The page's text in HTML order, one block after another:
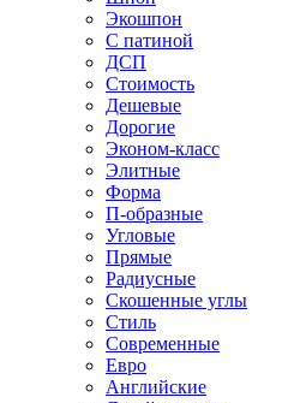
Экошпон
С патиной
ДСП
Стоимость
Дешевые
Дорогие
Эконом-класс
Элитные
Форма
П-образные
Угловые
Прямые
Радиусные
Скошенные углы
Стиль
Современные
Евро
Английские